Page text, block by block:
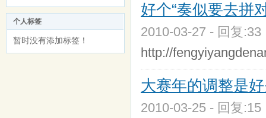
个人标签
暂时没有添加标签！
好个“奏似要去拼
2010-03-27 - 回复
http://
大赛年的调整是
2010-03-25 - 回复